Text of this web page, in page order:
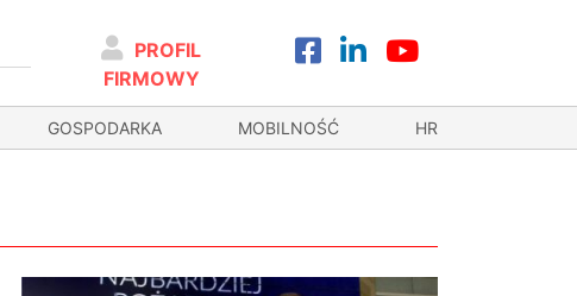
PROFIL
FIRMOWY
GOSPODARKA MOBILNOŚĆ HR